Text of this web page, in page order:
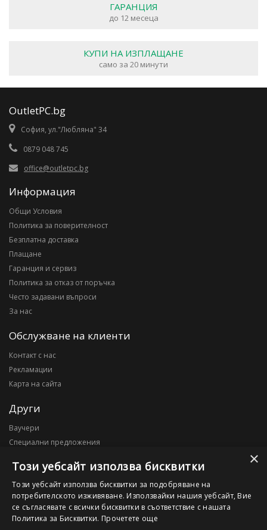
ГАРАНЦИЯ
до 12 месеца
КУПИ НА ИЗПЛАЩАНЕ
само за 20 минути
OutletPC.bg
София, ул."Любляна" 34
0879 048 745
office@outletpc.bg
Информация
Общи Условия
Политика за поверителност
Безплатна доставка
Плащане
Гаранция и сервиз
Политика за отказ от поръчка
Често задавани въпроси
За нас
Обслужване на клиенти
Контакт с нас
Рекламации
Карта на сайта
Други
Ваучери
Специални предложения
Моят профил
Моят профил
История на поръчките
×
Този уебсайт използва бисквитки
Този уебсайт използва бисквитки за подобряване на
потребителското изживяване. Използвайки нашия уебсайт, Вие
се съгласявате с всички бисквитки в съответствие с нашата
Политика за Бисквитки. Прочетете още